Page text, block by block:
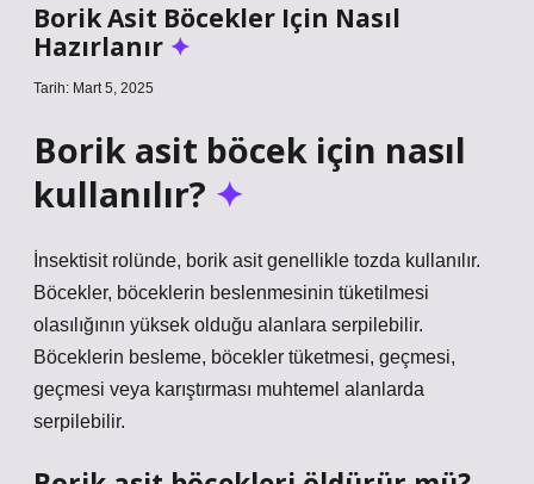
Borik Asit Böcekler Için Nasıl
Hazırlanır
Tarih: Mart 5, 2025
Borik asit böcek için nasıl
kullanılır?
İnsektisit rolünde, borik asit genellikle tozda kullanılır.
Böcekler, böceklerin beslenmesinin tüketilmesi
olasılığının yüksek olduğu alanlara serpilebilir.
Böceklerin besleme, böcekler tüketmesi, geçmesi,
geçmesi veya karıştırması muhtemel alanlarda
serpilebilir.